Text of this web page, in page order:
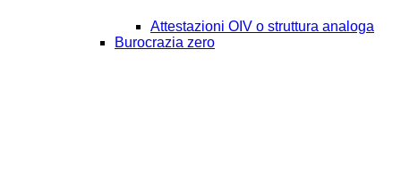
Attestazioni OIV o struttura analoga
Burocrazia zero